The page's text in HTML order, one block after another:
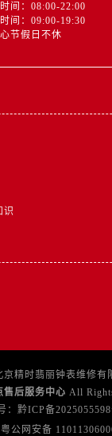
间：08:00-22:00
间：09:00-19:30
节假日不休
识
精时翡丽钟表维修有
售后服务中心 All
： 黔ICP备
粤公网安备